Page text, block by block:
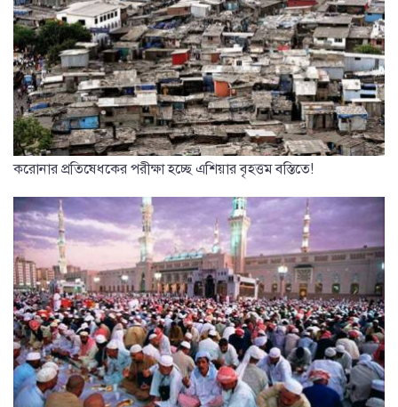
করোনার প্রতিষেধকের পরীক্ষা হচ্ছে এশিয়ার বৃহত্তম বস্তিতে!